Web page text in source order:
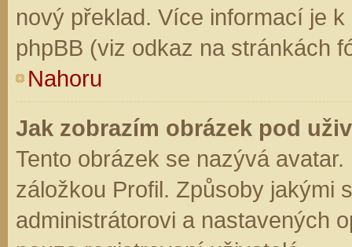
nový překlad. Více informací je
phpBB (viz odkaz na stránkách
Nahoru
Jak zobrazím obrázek pod
Tento obrázek se nazývá
záložkou Profil. Způsoby jakými
administrátorovi a nastavených